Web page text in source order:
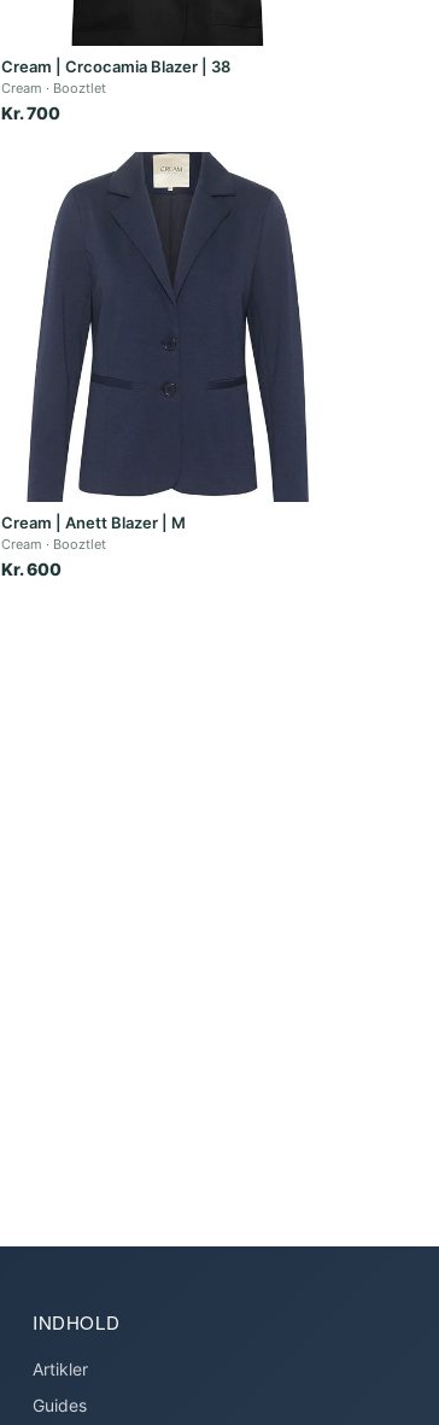
Cream | Crcocamia Blazer | 38
Cream Booztlet
Kr. 700
Cream | Anett Blazer | M
Cream Booztlet
Kr. 600
INDHOLD
Artikler
Guides